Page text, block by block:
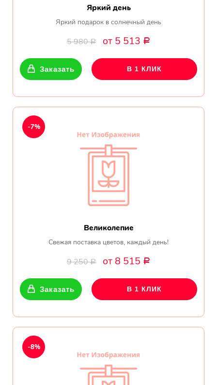
Яркий день
Яркий подарок в солнечный день
5 980Р от 5 513 Р
Заказать В 1 КЛИК
Великолепие
Свежая поставка цветов, каждый день!
9 250Р от 8 515 Р
-7%
Заказать В 1 КЛИК
-8%